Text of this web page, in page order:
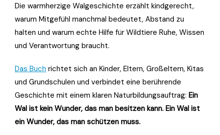
Die warmherzige Walgeschichte erzählt kindgerecht,
warum Mitgefühl manchmal bedeutet, Abstand zu
halten und warum echte Hilfe für Wildtiere Ruhe, Wissen
und Verantwortung braucht.
Das Buch richtet sich an Kinder, Eltern, Großeltern, Kitas
und Grundschulen und verbindet eine berührende
Geschichte mit einem klaren Naturbildungsauftrag: Ein
Wal ist kein Wunder, das man besitzen kann. Ein Wal ist
ein Wunder, das man schützen muss.